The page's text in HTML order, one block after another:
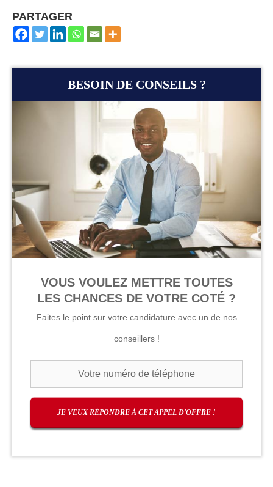
PARTAGER
BESOIN DE CONSEILS ?
VOUS VOULEZ METTRE TOUTES
LES CHANCES DE VOTRE COTÉ ?
Faites le point sur votre candidature avec un de nos
conseillers !